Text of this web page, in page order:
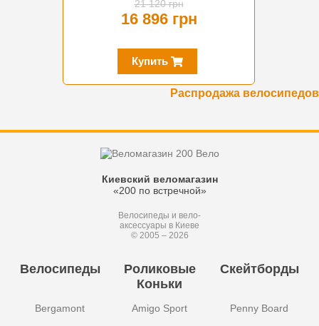
21 120 грн
16 896 грн
Купить
Распродажа велосипедов
Киевский веломагазин
«200 по встречной»
Велосипеды и вело-
аксессуары в Киеве
© 2005 – 2026
Велосипеды
Bergamont
Роликовые
Коньки
Amigo Sport
Скейтборды
Penny Board